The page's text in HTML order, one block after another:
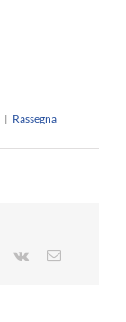
| Rassegna
Pinterest
Vk Email